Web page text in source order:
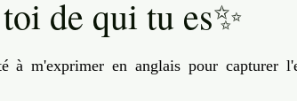
de qui tu es✨
à m'exprimer en anglais pour capturer